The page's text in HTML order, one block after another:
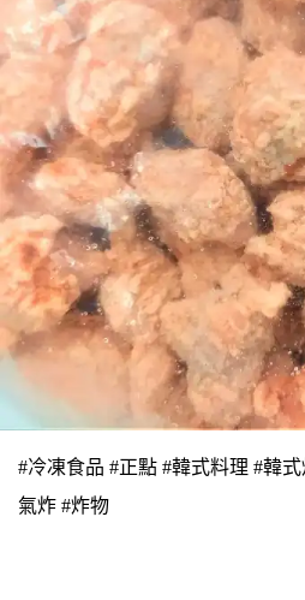
#冷凍食品 #正點 #韓式料理 #韓
氣炸 #炸物